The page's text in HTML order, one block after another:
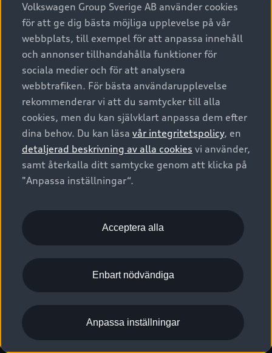
A6 modellerna
SUV
Avant
Audi Sport
Privatleasing
Nya bilar i lager
Begagnade bilar i lager
Audi approved :plus - så gott som nya
Finansiering
Audi exclusive
Provkörning
Service & tillbehör
Audi digital services
Originaltillbehör - köp online
Garantier
Försäkring
Digitala manualer för din Audi
Audi Collection – livsstilsartiklar
Vanliga frågor
2G/3G nätet stängs ned - Hur påverkas min bil av detta?
Tjänstebil
Tjänstebil
Business lease online
Företagsleasing
Om Audi Sverige
Kontakta oss
Audi Återförsäljare/-serviceverkstad
myAudi
Pressmeddelanden
Nyhetsbrev
Vårt hållbarhetsarbete
Lediga tjänster huvudkontor
Lediga tjänster hos Audi Återförsäljare
Kommentar till mediauppgifter om dataläcka
© 2026 AUDI SVERIGE. All Rights Reserved.
Utgivare Juridiskt
Juridiskt Audi AG
Juridiskt Audi Digital Giveaway
Anpassa inställningar för cookies
Visselblåsarkanaler
Volkswagen Group Sverige AB använder cookies
för att ge dig bästa möjliga upplevelse på vår
webbplats, till exempel för att anpassa innehåll
och annonser tillhandahålla funktioner för
sociala medier och för att analysera
webbtrafiken. För bästa användarupplevelse
rekommenderar vi att du samtycker till alla
cookies, men du kan självklart anpassa dem efter
dina behov. Du kan läsa vår integritetspolicy, en
detaljerad beskrivning av alla cookies vi använder,
samt återkalla ditt samtycke genom att klicka på
"Anpassa inställningar“.
Acceptera alla
Enbart nödvändiga
Anpassa inställningar